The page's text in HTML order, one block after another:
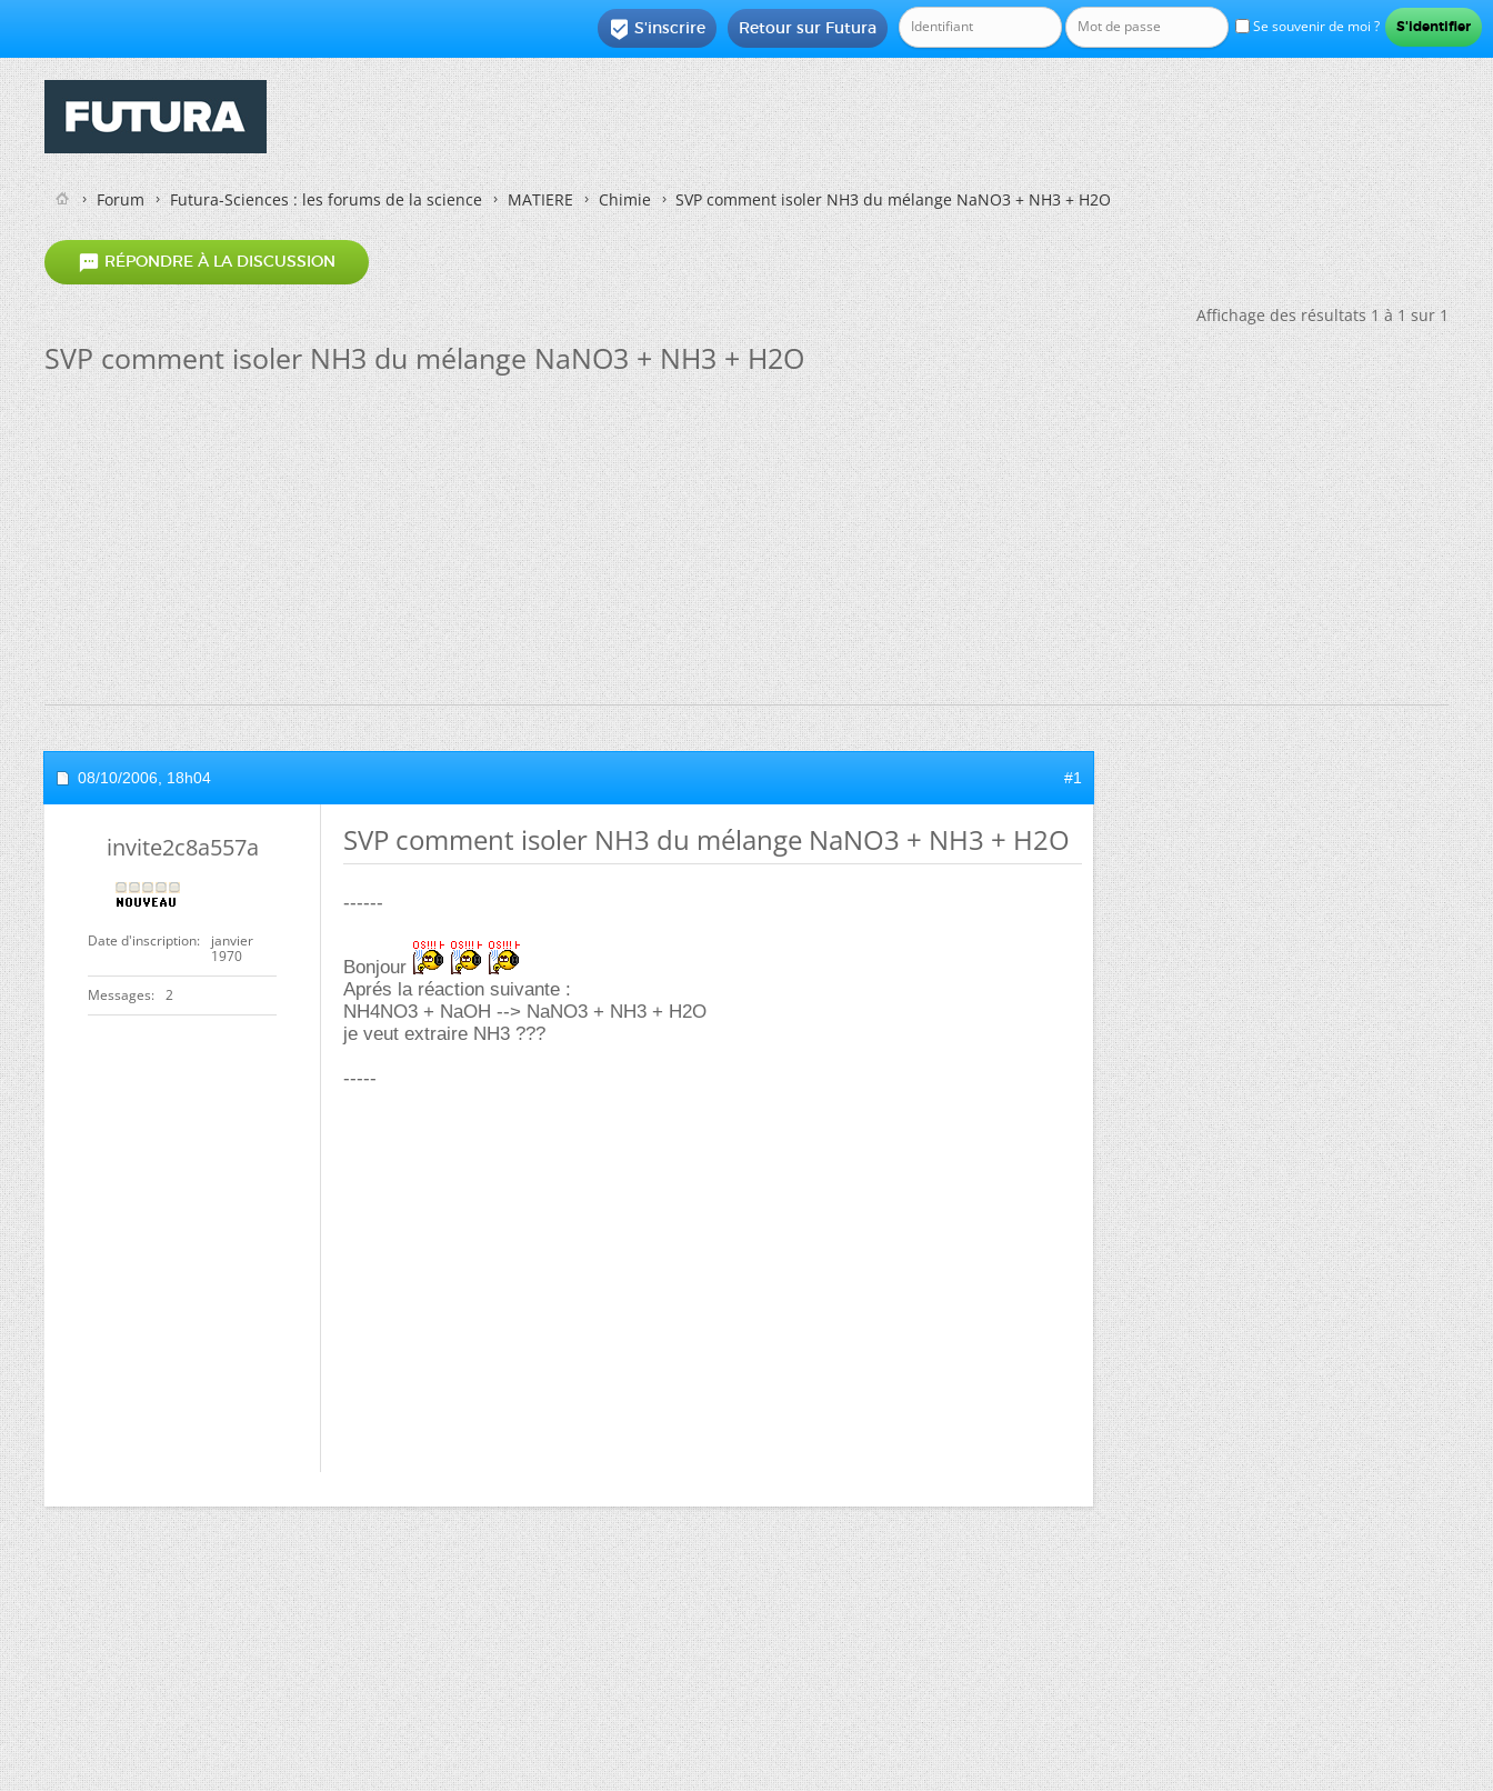
Se souvenir de moi ?
Retour sur Futura
 S'inscrire
Forum Futura-Sciences : les forums de la science MATIERE Chimie SVP comment isoler NH3 du mélange NaNO3 + NH3 + H2O
 RÉPONDRE À LA DISCUSSION
Affichage des résultats 1 à 1 sur 1
SVP comment isoler NH3 du mélange NaNO3 + NH3 + H2O
08/10/2006, 18h04 #1
invite2c8a557a
Date d'inscription
janvier
1970
Messages 2
SVP comment isoler NH3 du mélange NaNO3 + NH3 + H2O
------
Bonjour
Aprés la réaction suivante :
NH4NO3 + NaOH --> NaNO3 + NH3 + H2O
je veut extraire NH3 ???
-----